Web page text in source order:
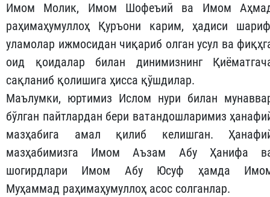
Имом Молик, Имом Шофеъий ва Имом
раҳимаҳумуллоҳ Қуръони карим, ҳадиси
уламолар ижмосидан чиқариб олган усул ва
оид қоидалар билан динимизнинг
сақланиб қолишига ҳисса қўшдилар.
Маълумки, юртимиз Ислом нури билан
бўлган пайтлардан бери ватандошларимиз
мазҳабига амал қилиб келишган.
мазҳабимизга Имом Аъзам Абу Ҳанифа
шогирдлари Имом Абу Юсуф ҳамда
Муҳаммад раҳимаҳумуллоҳ асос солганлар.